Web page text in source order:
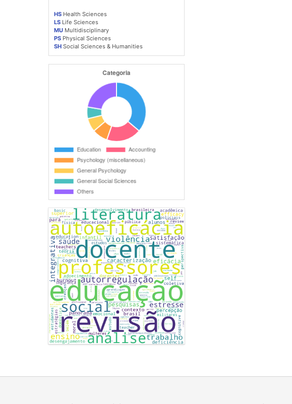
HS Health Sciences
LS Life Sciences
MU Multidisciplinary
PS Physical Sciences
SH Social Sciences & Humanities